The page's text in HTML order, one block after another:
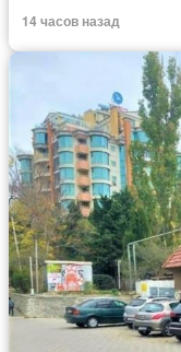
14 часов назад